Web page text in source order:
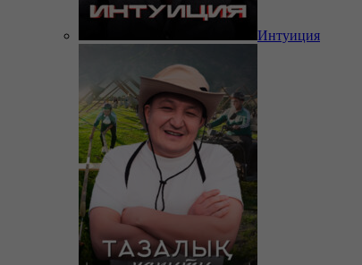
Интуиция